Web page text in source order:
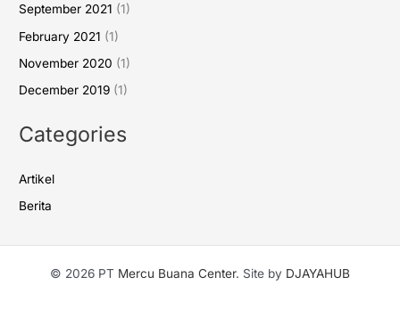
September 2021 (1)
February 2021 (1)
November 2020 (1)
December 2019 (1)
Categories
Artikel
Berita
© 2026 PT Mercu Buana Center. Site by DJAYAHUB